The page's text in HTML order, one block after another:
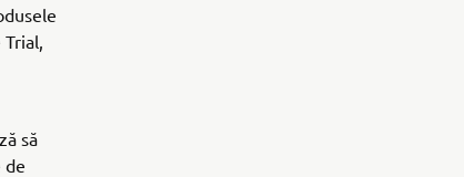
să
de